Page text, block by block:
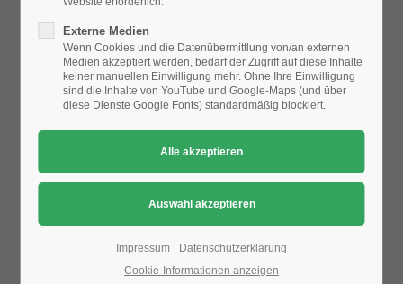
24h/ 365days
We offer support for our customers
Mon - Fri 8:00am - 5:00pm(GMT +1)
Get in touch
376-293 City Road, Suite 600
San Francisco, CA 94102
nicht angezeigt.
Bitte ändern Sie dieDatenschutz-Einstellungen, indem Sie
auch "externe Medien" zulassen.
Externe Medien
Wenn Cookies und die Datenübermittlung von/an externen
Medien akzeptiert werden, bedarf der Zugriff auf diese Inhalte
keiner manuellen Einwilligung mehr. Ohne Ihre Einwilligung
sind die Inhalte von YouTube und Google-Maps (und über
diese Dienste Google Fonts) standardmäßig blockiert.
Impressum
Datenschutzerklärung
Cookie-Informationen anzeigen